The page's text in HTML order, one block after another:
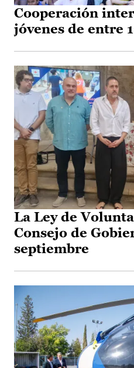
Cooperación
jóvenes de entre
La Ley de
Consejo de
septiembre